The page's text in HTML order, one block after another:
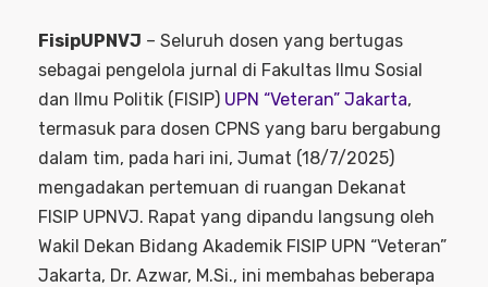
FisipUPNVJ – Seluruh dosen yang bertugas
sebagai pengelola jurnal di Fakultas Ilmu Sosial
dan Ilmu Politik (FISIP) UPN “Veteran” Jakarta,
termasuk para dosen CPNS yang baru bergabung
dalam tim, pada hari ini, Jumat (18/7/2025)
mengadakan pertemuan di ruangan Dekanat
FISIP UPNVJ. Rapat yang dipandu langsung oleh
Wakil Dekan Bidang Akademik FISIP UPN “Veteran”
Jakarta, Dr. Azwar, M.Si., ini membahas beberapa